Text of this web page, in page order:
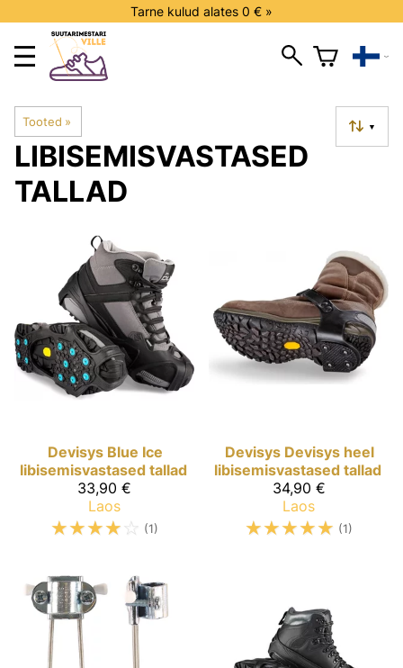
Tarne kulud alates 0 € »
Tooted ‪» ▼
LIBISEMISVASTASED
TALLAD
Devisys Blue Ice
libisemisvastased tallad
33,90 €
Laos
☆☆☆☆☆ (1)
Devisys Devisys heel
libisemisvastased tallad
34,90 €
Laos
☆☆☆☆☆ (1)